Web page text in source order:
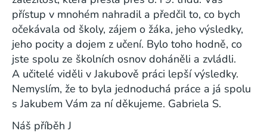
přístup v mnohém nahradil a předčil to, co bych
očekávala od školy, zájem o žáka, jeho výsledky,
jeho pocity a dojem z učení. Bylo toho hodně, co
jste spolu ze školních osnov doháněli a zvládli.
A učitelé viděli v Jakubově práci lepší výsledky.
Nemyslím, že to byla jednoduchá práce a já spolu
s Jakubem Vám za ní děkujeme. Gabriela S.
Náš příběh J